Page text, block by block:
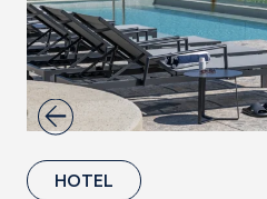
HOTEL